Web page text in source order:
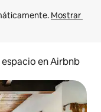
Mostrar
espacio en Airbnb